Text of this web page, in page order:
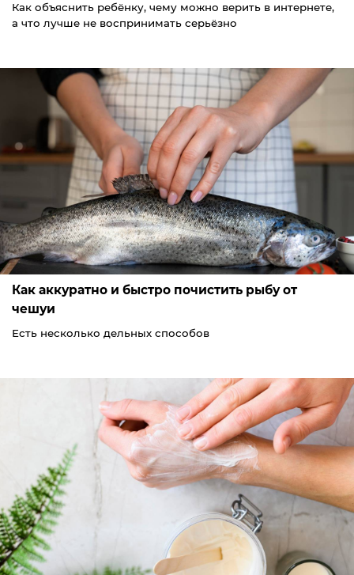
Как объяснить ребёнку, чему можно верить в интернете,
а что лучше не воспринимать серьёзно
Как аккуратно и быстро почистить рыбу от
чешуи
Есть несколько дельных способов